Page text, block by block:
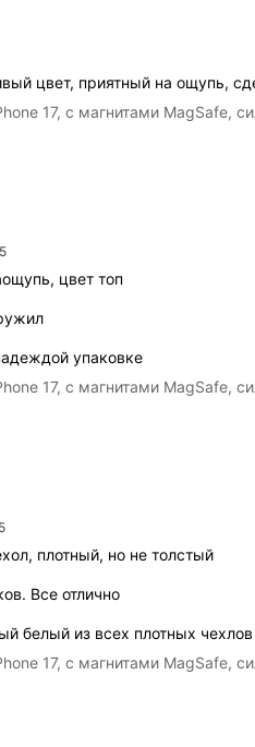
цвет, приятный на ощупь,
17, с магнитами MagSafe,
цвет топ
упаковке
17, с магнитами MagSafe,
плотный, но не толстый
Все отлично
белый из всех плотных чехлов
17, с магнитами MagSafe,